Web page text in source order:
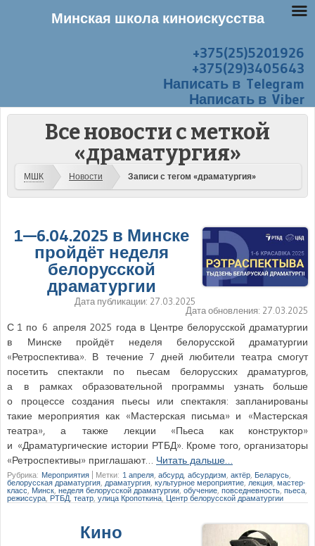
+375(25)5201926
+375(29)3405643
Написать в Telegram
Написать в Viber
Все новости с меткой
«драматургия»
МШК Новости Записи с тегом «драматургия»
1—6.04.2025 в Минске
пройдёт неделя
белорусской
драматургии
Дата публикации: 27.03.2025
Дата обновления: 27.03.2025
С 1 по 6 апреля 2025 года в Центре белорусской драматургии
в Минске пройдёт неделя белорусской драматургии
«Ретроспектива». В течение 7 дней любители театра смогут
посетить спектакли по пьесам белорусских драматургов,
а в рамках образовательной программы узнать больше
о процессе создания пьесы или спектакля: запланированы
такие мероприятия как «Мастерская письма» и «Мастерская
театра», а также лекции «Пьеса как конструктор»
и «Драматургические истории РТБД». Кроме того, организаторы
«Ретроспективы» приглашают… Читать дальше…
Рубрика: Мероприятия Метки: 1 апреля абсурд абсурдизм актёр Беларусь
белорусская драматургия драматургия ,культурное мероприятие ,лекция,мастер-
класс, Минск, неделя белорусской драматургии обучение ,повседневность пьеса
режиссура РТБД, театр улица Кропоткина ,Центр белорусской драматургии
Кино
Минская школа киноискусства